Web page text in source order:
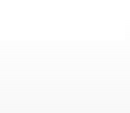
du gjøre før du selger